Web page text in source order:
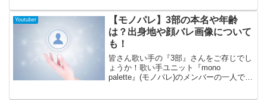
さを広めるためにYoutubeでの活動も始
め、あしざるfcの結成にもとても関わっ
ていたことでも有名です。音楽活動など
もしていて、さまざまな方面でも注目さ
れているのぶくんについて、いろいろ調
べてみましたので、気になる方はぜひ最
後まで読んでいってくださいね！
Youtuber
【モノパレ】3部の本名や年齢
は？出身地や顔バレ画像について
も！
皆さん歌い手の『3部』さんをご存じでし
ょうか！歌い手ユニット『mono
palette』(モノパレ)のメンバーの一人で公